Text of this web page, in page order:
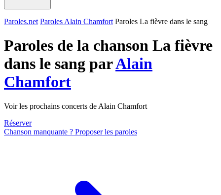
Paroles.net Paroles Alain Chamfort Paroles La fièvre dans le sang
Paroles de la chanson La fièvre
dans le sang parAlain
Chamfort
Voir les prochains concerts de Alain Chamfort
Réserver
Chanson manquante ? Proposer les paroles